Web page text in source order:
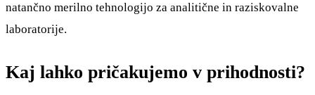
natančno merilno tehnologijo za analitične in raziskovalne
laboratorije.
Kaj lahko pričakujemo v prihodnosti?